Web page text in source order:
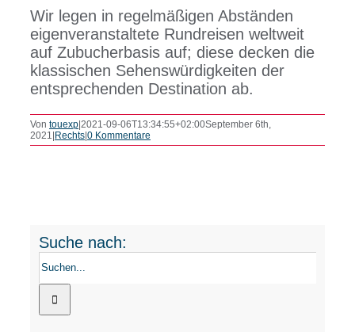
Wir legen in regelmäßigen Abständen
eigenveranstaltete Rundreisen weltweit
auf Zubucherbasis auf; diese decken die
klassischen Sehenswürdigkeiten der
entsprechenden Destination ab.
Von touexp|2021-09-06T13:34:55+02:00September 6th,
2021 |Rechts|0 Kommentare
Suche nach: